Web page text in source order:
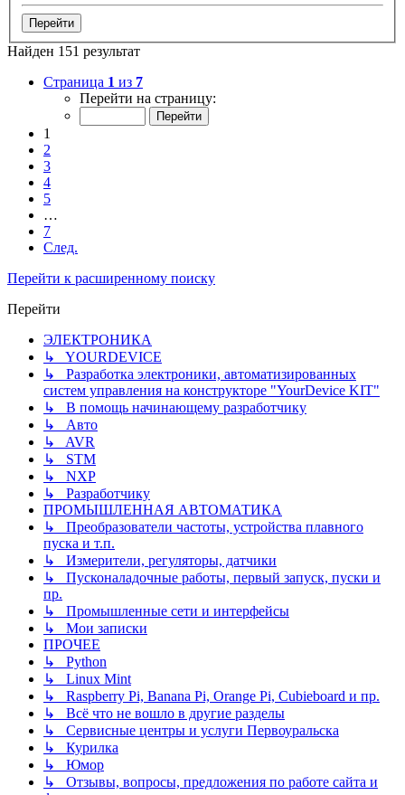
Найден 151 результат
Страница 1 из 7
Перейти на страницу:
1
2
3
4
5
…
7
След.
Перейти к расширенному поиску
Перейти
ЭЛЕКТРОНИКА
↳ YOURDEVICE
↳ Разработка электроники, автоматизированных
систем управления на конструкторе "YourDevice KIT"
↳ В помощь начинающему разработчику
↳ Авто
↳ AVR
↳ STM
↳ NXP
↳ Разработчику
ПРОМЫШЛЕННАЯ АВТОМАТИКА
↳ Преобразователи частоты, устройства плавного
пуска и т.п.
↳ Измерители, регуляторы, датчики
↳ Пусконаладочные работы, первый запуск, пуски и
пр.
↳ Промышленные сети и интерфейсы
↳ Мои записки
ПРОЧЕЕ
↳ Python
↳ Linux Mint
↳ Raspberry Pi, Banana Pi, Orange Pi, Cubieboard и пр.
↳ Всё что не вошло в другие разделы
↳ Сервисные центры и услуги Первоуральска
↳ Курилка
↳ Юмор
↳ Отзывы, вопросы, предложения по работе сайта и